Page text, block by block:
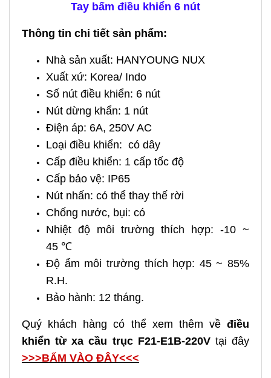
Tay bấm điều khiển 6 nút
Thông tin chi tiết sản phẩm:
Nhà sản xuất: HANYOUNG NUX
Xuất xứ: Korea/ Indo
Số nút điều khiển: 6 nút
Nút dừng khẩn: 1 nút
Điện áp: 6A, 250V AC
Loại điều khiển: có dây
Cấp điều khiển: 1 cấp tốc độ
Cấp bảo vệ: IP65
Nút nhấn: có thể thay thế rời
Chống nước, bụi: có
Nhiệt độ môi trường thích hợp: -10 ~
45 ℃
Độ ẩm môi trường thích hợp: 45 ~ 85%
R.H.
Bảo hành: 12 tháng.
Quý khách hàng có thể xem thêm về điều
khiển từ xa cầu trục F21-E1B-220V tại đây
>>>BẤM VÀO ĐÂY<<<